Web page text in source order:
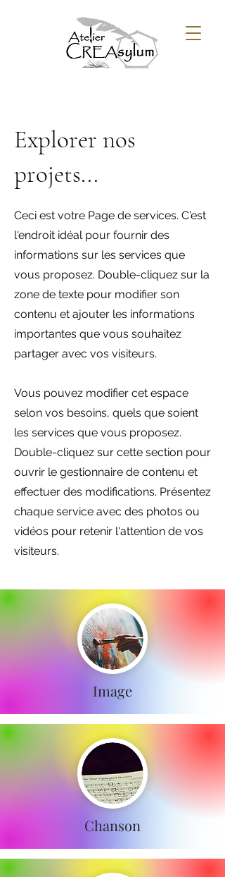
Explorer nos
projets...
Ceci est votre Page de services. C'est
l'endroit idéal pour fournir des
informations sur les services que
vous proposez. Double-cliquez sur la
zone de texte pour modifier son
contenu et ajouter les informations
importantes que vous souhaitez
partager avec vos visiteurs.
Vous pouvez modifier cet espace
selon vos besoins, quels que soient
les services que vous proposez.
Double-cliquez sur cette section pour
ouvrir le gestionnaire de contenu et
effectuer des modifications. Présentez
chaque service avec des photos ou
vidéos pour retenir l'attention de vos
visiteurs.
Image
Chanson